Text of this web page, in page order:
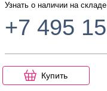
Узнать о наличии на
+7 495
Купить